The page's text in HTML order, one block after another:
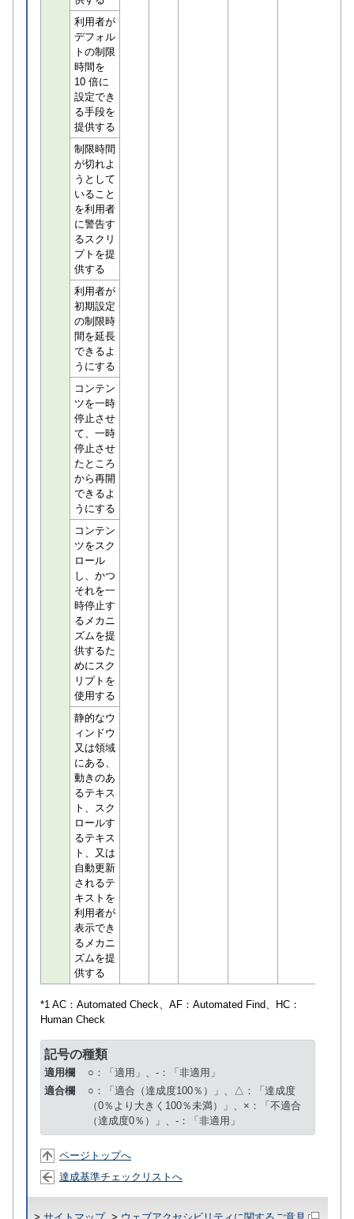
利用者が
デフォル
トの制限
時間を
10 倍に
設定でき
る手段を
提供する
制限時間
が切れよ
うとして
いること
を利用者
に警告す
るスクリ
プトを提
供する
利用者が
初期設定
の制限時
間を延長
できるよ
うにする
コンテン
ツを一時
停止させ
て、一時
停止させ
たところ
から再開
できるよ
うにする
コンテン
ツをスク
ロール
し、かつ
それを一
時停止す
るメカニ
ズムを提
供するた
めにスク
リプトを
使用する
静的なウ
ィンドウ
又は領域
にある、
動きのあ
るテキス
ト、スク
ロールす
るテキス
ト、又は
自動更新
されるテ
キストを
利用者が
表示でき
るメカニ
ズムを提
供する
*1 AC： Automated Check、AF： Automated Find、HC：
Human Check
記号の種類
適用欄
○：「適用」、-：「非適用」
適合欄
○：「適合（達成度100％）」、△：「達成度
（0％より大きく100％未満）」、×：「不適合
（達成度0％）」、-：「非適用」
ページトップへ
達成基準チェックリストへ